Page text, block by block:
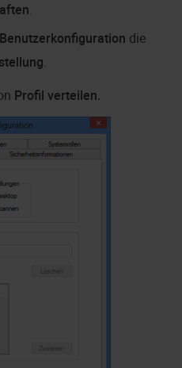
.
Benutzerkonfiguration die
.
Profil verteilen.